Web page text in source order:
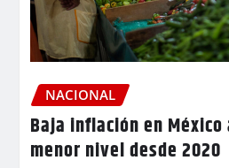
NACIONAL
Baja inflación en México
menor nivel desde 2020